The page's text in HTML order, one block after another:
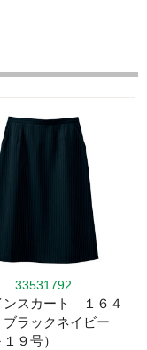
33531792
ンスカート １６４
ラックネイビー
１９号）